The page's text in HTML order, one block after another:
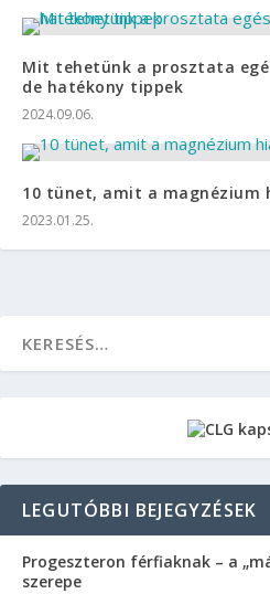
Mit tehetünk a prosztata
de hatékony tippek
2024.09.06.
10 tünet, amit a magnézium
2023.01.25.
LEGUTÓBBI BEJEGYZÉSEK
Progeszteron férfiaknak – a
szerepe